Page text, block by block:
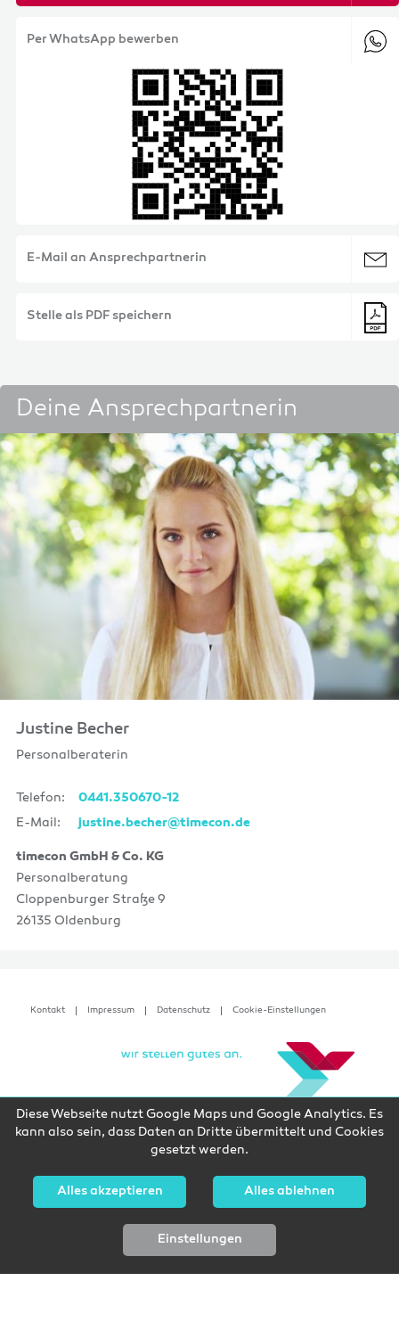
Diese Webseite nutzt Google Maps und Google Analytics. Es
kann also sein, dass Daten an Dritte übermittelt und Cookies
gesetzt werden.
Alles akzeptieren Alles ablehnen
Einstellungen
Per WhatsApp bewerben
E-Mail an Ansprechpartnerin
Stelle als PDF speichern
Deine Ansprechpartnerin
Justine Becher
Personalberaterin
Telefon: 0441.350670-12
E-Mail: justine.becher@timecon.de
timecon GmbH & Co. KG
Personalberatung
Cloppenburger Straße 9
26135 Oldenburg
Kontakt Impressum Datenschutz Cookie-Einstellungen